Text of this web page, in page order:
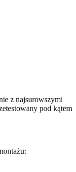
z najsurowszymi
pod kątem